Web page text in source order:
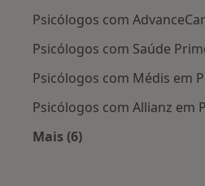
Psicólogos com
Psicólogos com Saúde
Psicólogos com Médis em
Psicólogos com Allianz em
Mais (6)